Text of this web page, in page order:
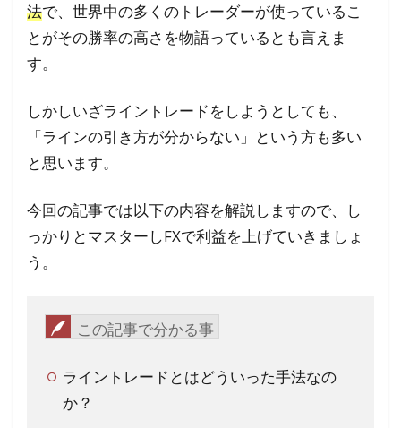
法で、世界中の多くのトレーダーが使っているこ
とがその勝率の高さを物語っているとも言えま
す。
しかしいざライントレードをしようとしても、
「ラインの引き方が分からない」という方も多い
と思います。
今回の記事では以下の内容を解説しますので、し
っかりとマスターしFXで利益を上げていきましょ
う。
この記事で分かる事
ライントレードとはどういった手法なの
か？